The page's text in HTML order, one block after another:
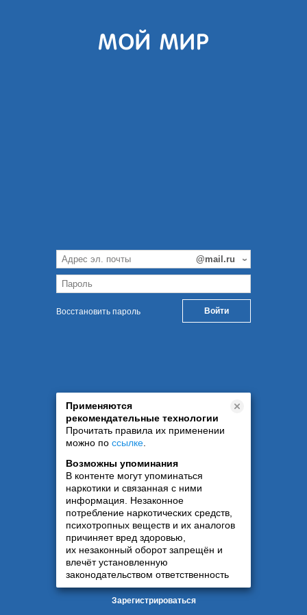
Восстановить пароль
Применяются
рекомендательные технологии
Прочитать правила их применении
можно по ссылке
Возможны упоминания
В контенте могут упоминаться
наркотики и связанная с ними
информация. Незаконное
потребление наркотических средств,
психотропных веществ и их аналогов
причиняет вред здоровью,
их незаконный оборот запрещён и
влечёт установленную
законодательством ответственность
Зарегистрироваться